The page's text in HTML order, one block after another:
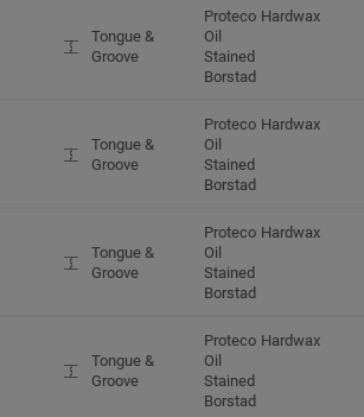
Tongue &
Groove
Proteco Hardwax
Oil
Stained
Borstad
Tongue &
Groove
Proteco Hardwax
Oil
Stained
Borstad
Tongue &
Groove
Proteco Hardwax
Oil
Stained
Borstad
Tongue &
Groove
Proteco Hardwax
Oil
Stained
Borstad